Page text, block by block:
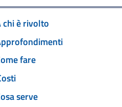
chi è rivolto
fare
serve